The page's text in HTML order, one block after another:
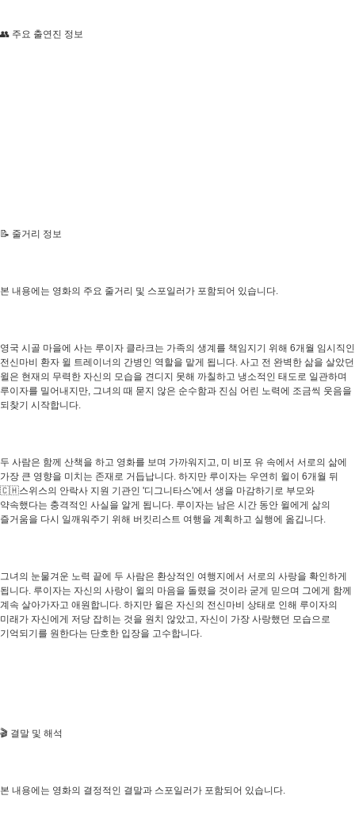
👥 주요 출연진 정보
📝 줄거리 정보
본 내용에는 영화의 주요 줄거리 및 스포일러가 포함되어 있습니다.
영국 시골 마을에 사는 루이자 클라크는 가족의 생계를 책임지기 위해 6개월 임시직인
전신마비 환자 윌 트레이너의 간병인 역할을 맡게 됩니다. 사고 전 완벽한 삶을 살았던
윌은 현재의 무력한 자신의 모습을 견디지 못해 까칠하고 냉소적인 태도로 일관하며
루이자를 밀어내지만, 그녀의 때 묻지 않은 순수함과 진심 어린 노력에 조금씩 웃음을
되찾기 시작합니다.
두 사람은 함께 산책을 하고 영화를 보며 가까워지고, 미 비포 유 속에서 서로의 삶에
가장 큰 영향을 미치는 존재로 거듭납니다. 하지만 루이자는 우연히 윌이 6개월 뒤
🇨🇭스위스의 안락사 지원 기관인 '디그니타스'에서 생을 마감하기로 부모와
약속했다는 충격적인 사실을 알게 됩니다. 루이자는 남은 시간 동안 윌에게 삶의
즐거움을 다시 일깨워주기 위해 버킷리스트 여행을 계획하고 실행에 옮깁니다.
그녀의 눈물겨운 노력 끝에 두 사람은 환상적인 여행지에서 서로의 사랑을 확인하게
됩니다. 루이자는 자신의 사랑이 윌의 마음을 돌렸을 것이라 굳게 믿으며 그에게 함께
계속 살아가자고 애원합니다. 하지만 윌은 자신의 전신마비 상태로 인해 루이자의
미래가 자신에게 저당 잡히는 것을 원치 않았고, 자신이 가장 사랑했던 모습으로
기억되기를 원한다는 단호한 입장을 고수합니다.
🎬 결말 및 해석
본 내용에는 영화의 결정적인 결말과 스포일러가 포함되어 있습니다.